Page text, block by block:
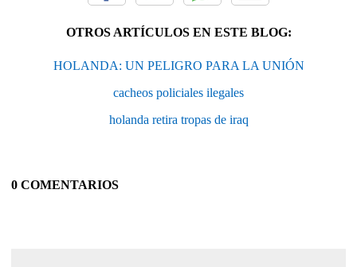
OTROS ARTÍCULOS EN ESTE BLOG:
HOLANDA: UN PELIGRO PARA LA UNIÓN
cacheos policiales ilegales
holanda retira tropas de iraq
0 COMENTARIOS